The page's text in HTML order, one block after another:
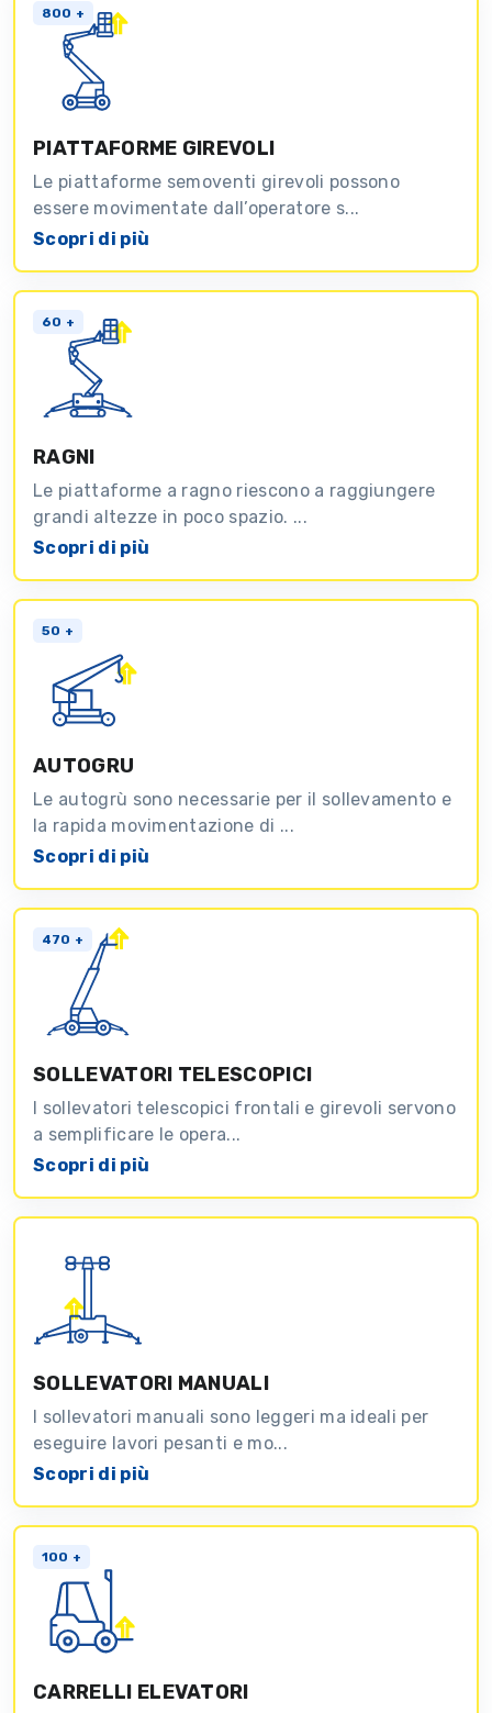
800 +
PIATTAFORME GIREVOLI
Le piattaforme semoventi girevoli possono
essere movimentate dall’operatore s...
Scopri di più
60 +
RAGNI
Le piattaforme a ragno riescono a raggiungere
grandi altezze in poco spazio. ...
Scopri di più
50 +
AUTOGRU
Le autogrù sono necessarie per il sollevamento e
la rapida movimentazione di ...
Scopri di più
470 +
SOLLEVATORI TELESCOPICI
I sollevatori telescopici frontali e girevoli servono
a semplificare le opera...
Scopri di più
SOLLEVATORI MANUALI
I sollevatori manuali sono leggeri ma ideali per
eseguire lavori pesanti e mo...
Scopri di più
100 +
CARRELLI ELEVATORI